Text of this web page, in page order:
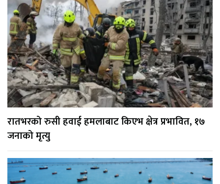
रातभरको रुसी हवाई हमलाबाट किएभ क्षेत्र प्रभावित, १७
जनाको मृत्यु